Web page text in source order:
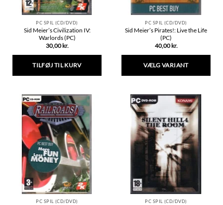
PC SPIL (CD/DVD)
Sid Meier’s Civilization IV:
Warlords (PC)
30,00 kr.
TILFØJ TIL KURV
PC SPIL (CD/DVD)
Sid Meier’s Pirates!: Live the Life
(PC)
40,00 kr.
VÆLG VARIANT
varianter.
Mulighederne
vælges
på
varesiden
PC SPIL (CD/DVD) PC SPIL (CD/DVD)